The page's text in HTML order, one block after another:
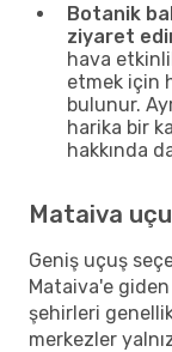
Botanik
ziyaret
hava
etmek için
bulunur.
harika bir
hakkında
Mataiva
Geniş uçuş
Mataiva'e
şehirleri
merkezler